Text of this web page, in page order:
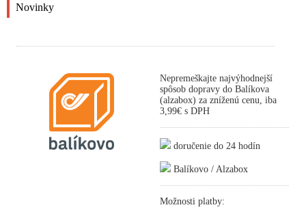
Novinky
Nepremeškajte najvýhodnejší
spôsob dopravy do Balíkova
(alzabox) za zníženú cenu, iba
3,99€ s DPH
doručenie do 24 hodín
Balíkovo / Alzabox
Možnosti platby: